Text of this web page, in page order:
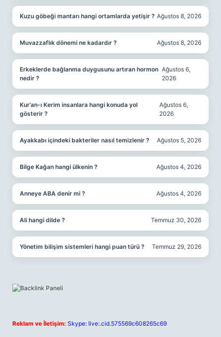
Kuzu göbeği mantarı hangi ortamlarda yetişir ? Ağustos 8, 2026
Muvazzaflık dönemi ne kadardır ? Ağustos 8, 2026
Erkeklerde bağlanma duygusunu artıran hormon
nedir ?
Ağustos 6,
2026
Kur’an-ı Kerim insanlara hangi konuda yol
gösterir ?
Ağustos 6,
2026
Ayakkabı içindeki bakteriler nasıl temizlenir ? Ağustos 5, 2026
Bilge Kağan hangi ülkenin ? Ağustos 4, 2026
Anneye ABA denir mi ? Ağustos 4, 2026
Ali hangi dilde ? Temmuz 30, 2026
Yönetim bilişim sistemleri hangi puan türü ? Temmuz 29, 2026
Reklam ve İletişim: Skype: live:.cid.575569c608265c69